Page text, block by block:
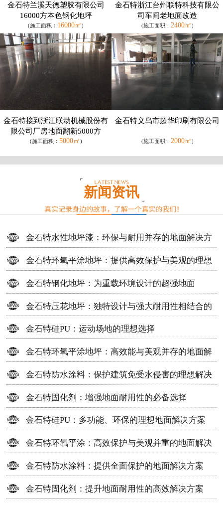
金石特兰溪天德塑胶有限公司
16000方本色钢化地坪
(施工面积： 16000㎡)
金石特浙江台州联特科技有限公
司车间老地面改造
(施工面积： 2400㎡)
金石特接到浙江联动机械股份有
限公司厂房地面翻新5000方
(施工面积： 5000㎡)
金石特义乌市超华印刷有限公司
(施工面积： 2000㎡)
新闻资讯
金石特水性地坪漆：环保与耐用并存的地面解决方
案
金石特环氧平涂地坪：提供高效保护与美观的理想
选择
金石特钢化地坪：为重载环境设计的超强地面
金石特压花地坪：独特设计与强大耐用性相结合的
地面材料
金石特硅PU：运动场地的理想选择
金石特环氧平涂地坪：高效能与美观并存的地面解
决方案
金石特防水涂料：保护建筑免受水侵害的理想解决
方案
金石特固化剂：增强地面耐用性的必备选择
金石特硅PU：多功能、环保的理想地面解决方案
金石特环氧平涂：高效保护与美观并重的地面解决
方案
金石特防水涂料：提供全面保护的地面解决方案
金石特固化剂：提升地面耐用性的高效解决方案